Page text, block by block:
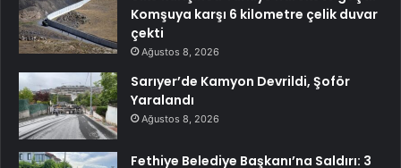
Komşuya karşı 6 kilometre çelik duvar
çekti
Ağustos 8, 2026
Sarıyer’de Kamyon Devrildi, Şoför
Yaralandı
Ağustos 8, 2026
Fethiye Belediye Başkanı’na Saldırı: 3